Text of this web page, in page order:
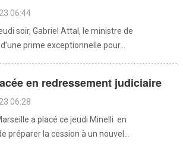
06:44
soir, Gabriel Attal, le ministre de
prime exceptionnelle pour...
en redressement judiciaire
06:28
a placé ce jeudi Minelli en
préparer la cession à un nouvel...